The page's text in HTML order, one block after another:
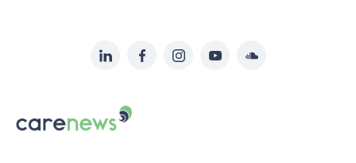
sur:
LinkedInFacebookInstagramYouTubeSoundcloud
Le